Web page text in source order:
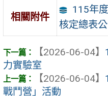
相關附件
115年
核定總表
【2026-06-04】
力實驗室
【2026-06-04】
戰鬥營」活動